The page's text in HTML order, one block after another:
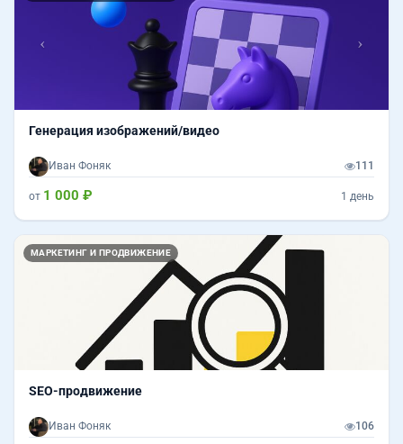
Генерация изображений/видео
Иван Фоняк 111
от 1 000 ₽ 1 день
МАРКЕТИНГ И ПРОДВИЖЕНИЕ
SEO-продвижение
Иван Фоняк 106